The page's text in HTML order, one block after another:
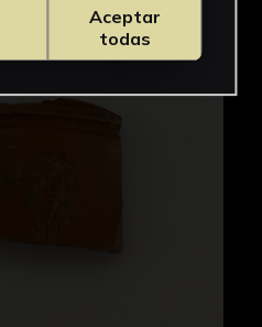
Aceptar
todas